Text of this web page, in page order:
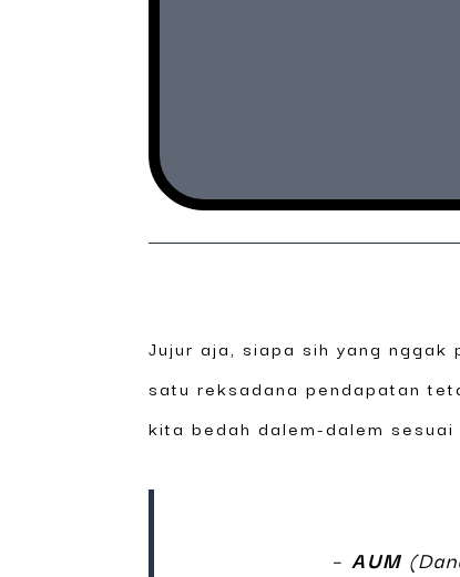
Jujur aja, siapa sih yang nggak
satu reksadana pendapatan
kita bedah dalem-dalem sesuai
– AUM